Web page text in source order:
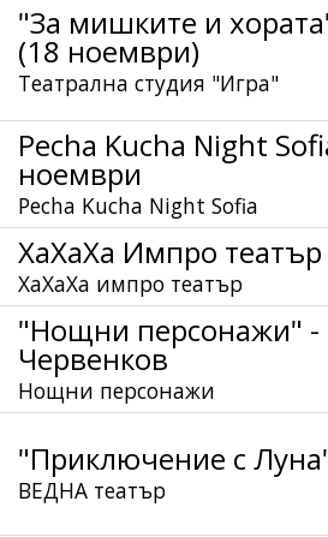
"За мишките и
(18 ноември)
Театрална студия "Игра"
Pecha Kucha Night
ноември
Pecha Kucha Night Sofia
ХаХаХа Импро театър
ХаХаХа импро театър
"Нощни персонажи" -
Червенков
Нощни персонажи
"Приключение с
ВЕДНА театър